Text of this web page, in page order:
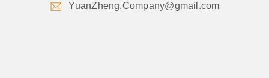
YuanZheng.Company@gmail.com